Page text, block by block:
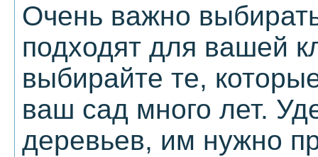
Очень важно
подходят для вашей
выбирайте те,
ваш сад много лет.
деревьев, им нужно